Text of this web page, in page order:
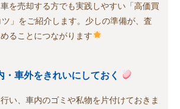
を売却する方でも実践しやすい「高価買
」をご紹介します。少しの準備が、査
ることにつながります
車外をきれいにしておく
い、車内のゴミや私物を片付けておきま